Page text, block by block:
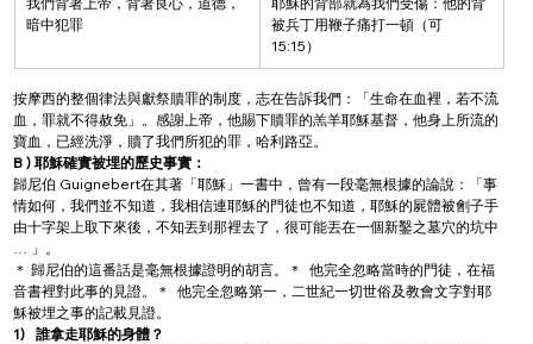
暗中犯罪
被兵丁用鞭子痛打一頓（可
15:15）
按摩西的整個律法與獻祭贖罪的制度，志在告訴我們：「生命在血裡，若不流
血，罪就不得赦免」。感謝上帝，他賜下贖罪的羔羊耶穌基督，他身上所流的
寶血，已經洗淨，贖了我們所犯的罪，哈利路亞。
B ) 耶穌確實被埋的歷史事實：
歸尼伯 Guignebert在其著「耶穌」一書中，曾有一段毫無根據的論說：「事
情如何，我們並不知道，我相信連耶穌的門徒也不知道，耶穌的屍體被劊子手
由十字架上取下來後，不知丟到那裡去了，很可能丟在一個新鑿之墓穴的坑中
… 」。
＊ 歸尼伯的這番話是毫無根據證明的胡言。＊  他完全忽略當時的門徒，在福
音書裡對此事的見證。＊  他完全忽略第一，二世紀一切世俗及教會文字對耶
穌被埋之事的記載見證。
1)
誰拿走耶穌的身體？